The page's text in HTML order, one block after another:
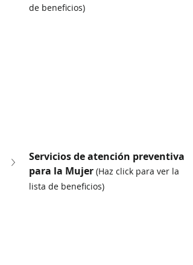
de beneficios)
Servicios de atención preventiva
para la Mujer (Haz click para ver la
lista de beneficios)